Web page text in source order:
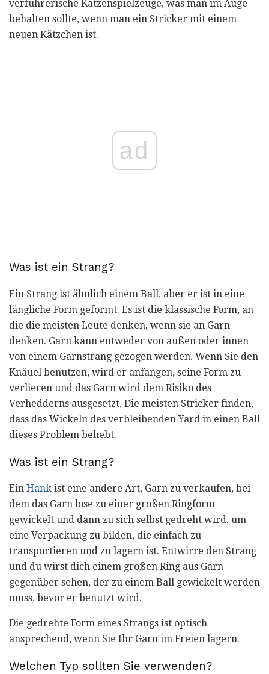
verführerische Katzenspielzeuge, was man im Auge
behalten sollte, wenn man ein Stricker mit einem
neuen Kätzchen ist.
ad
Was ist ein Strang?
Ein Strang ist ähnlich einem Ball, aber er ist in eine
längliche Form geformt. Es ist die klassische Form, an
die die meisten Leute denken, wenn sie an Garn
denken. Garn kann entweder von außen oder innen
von einem Garnstrang gezogen werden. Wenn Sie den
Knäuel benutzen, wird er anfangen, seine Form zu
verlieren und das Garn wird dem Risiko des
Verhedderns ausgesetzt. Die meisten Stricker finden,
dass das Wickeln des verbleibenden Yard in einen Ball
dieses Problem behebt.
Was ist ein Strang?
Ein Hank ist eine andere Art, Garn zu verkaufen, bei
dem das Garn lose zu einer großen Ringform
gewickelt und dann zu sich selbst gedreht wird, um
eine Verpackung zu bilden, die einfach zu
transportieren und zu lagern ist. Entwirre den Strang
und du wirst dich einem großen Ring aus Garn
gegenüber sehen, der zu einem Ball gewickelt werden
muss, bevor er benutzt wird.
Die gedrehte Form eines Strangs ist optisch
ansprechend, wenn Sie Ihr Garn im Freien lagern.
Welchen Typ sollten Sie verwenden?